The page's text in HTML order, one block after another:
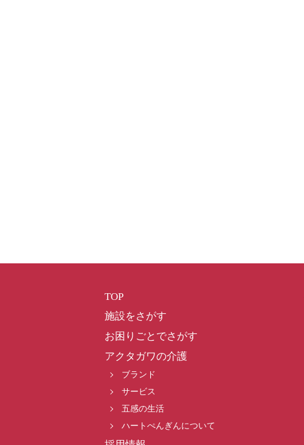
TOP
施設をさがす
お困りごとでさがす
アクタガワの介護
ブランド
サービス
五感の生活
ハートぺんぎんについて